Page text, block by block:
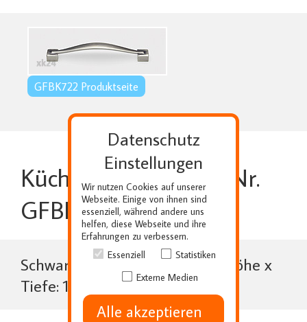
GFBK722 Produktseite
Küchengriff - Artikel Nr.
GFBK722
Schwarz/Chrom, Griffbreite x Höhe x
Tiefe: 178 x 18 x 29 mm
Datenschutz
Einstellungen
Wir nutzen Cookies auf unserer
Webseite. Einige von ihnen sind
essenziell, während andere uns
helfen, diese Webseite und ihre
Erfahrungen zu verbessern.
Essenziell
Statistiken
Externe Medien
Alle akzeptieren